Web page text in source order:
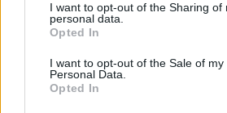
not limited to your visit or usage
grant or deny consent to Google and
use your data for below specified
consent section.
I want to opt-out of the Sharing of
personal data.
Opted In
I want to opt-out of the Sale of my
Personal Data.
Opted In